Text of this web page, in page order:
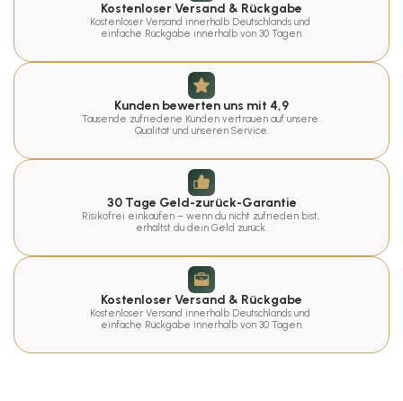
Kostenloser Versand & Rückgabe
Kostenloser Versand innerhalb Deutschlands und
einfache Rückgabe innerhalb von 30 Tagen.
Kunden bewerten uns mit 4,9
Tausende zufriedene Kunden vertrauen auf unsere
Qualität und unseren Service.
30 Tage Geld-zurück-Garantie
Risikofrei einkaufen – wenn du nicht zufrieden bist,
erhältst du dein Geld zurück.
Kostenloser Versand & Rückgabe
Kostenloser Versand innerhalb Deutschlands und
einfache Rückgabe innerhalb von 30 Tagen.